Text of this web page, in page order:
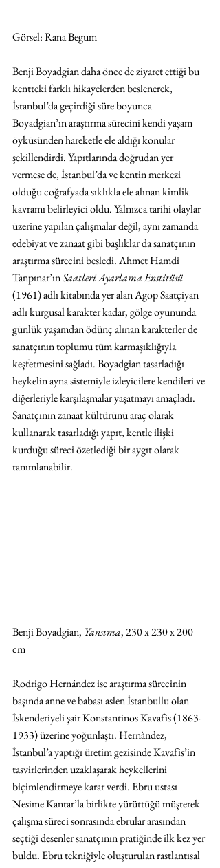
Görsel: Rana Begum
Benji Boyadgian daha önce de ziyaret ettiği bu
kentteki farklı hikayelerden beslenerek,
İstanbul’da geçirdiği süre boyunca
Boyadgian’ın araştırma sürecini kendi yaşam
öyküsünden hareketle ele aldığı konular
şekillendirdi. Yapıtlarında doğrudan yer
vermese de, İstanbul’da ve kentin merkezi
olduğu coğrafyada sıklıkla ele alınan kimlik
kavramı belirleyici oldu. Yalnızca tarihi olaylar
üzerine yapılan çalışmalar değil, aynı zamanda
edebiyat ve zanaat gibi başlıklar da sanatçının
araştırma sürecini besledi. Ahmet Hamdi
Tanpınar’ın Saatleri Ayarlama Enstitüsü
(1961) adlı kitabında yer alan Agop Saatçiyan
adlı kurgusal karakter kadar, gölge oyununda
günlük yaşamdan ödünç alınan karakterler de
sanatçının toplumu tüm karmaşıklığıyla
keşfetmesini sağladı. Boyadgian tasarladığı
heykelin ayna sistemiyle izleyicilere kendileri ve
diğerleriyle karşılaşmalar yaşatmayı amaçladı.
Sanatçının zanaat kültürünü araç olarak
kullanarak tasarladığı yapıt, kentle ilişki
kurduğu süreci özetlediği bir aygıt olarak
tanımlanabilir.
Benji Boyadgian, Yansıma, 230 x 230 x 200
cm
Rodrigo Hernández ise araştırma sürecinin
başında anne ve babası aslen İstanbullu olan
İskenderiyeli şair Konstantinos Kavafis (1863-
1933) üzerine yoğunlaştı. Hernàndez,
İstanbul’a yaptığı üretim gezisinde Kavafis’in
tasvirlerinden uzaklaşarak heykellerini
biçimlendirmeye karar verdi. Ebru ustası
Nesime Kantar’la birlikte yürüttüğü müşterek
çalışma süreci sonrasında ebrular arasından
seçtiği desenler sanatçının pratiğinde ilk kez yer
buldu. Ebru tekniğiyle oluşturulan rastlantısal